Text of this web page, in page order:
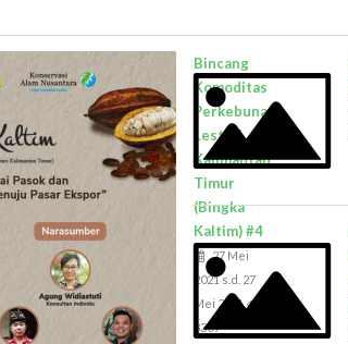
Bincang
Komoditas
Perkebunan
Lestari
Kalimantan
Timur
(Bingka
Kaltim) #4
27 Mei
2021 s.d. 27
Mei 2021
3309